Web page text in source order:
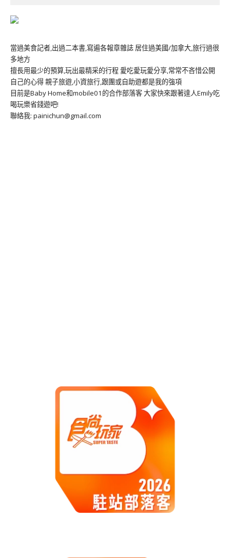
當過美食記者,出過二本書,寫遍各報章雜誌 居住過美國/加拿大,旅行過很
多地方
擅長用最少的預算,玩出最精采的行程 愛吃愛玩愛分享,常常不吝惜公開
自己的心得 親子旅遊,小資旅行,跟團或自助遊都是我的強項
目前是Baby Home和mobile01的合作部落客 大家快來跟著達人Emily吃
喝玩樂省錢遊吧!
聯絡我: painichun@gmail.com